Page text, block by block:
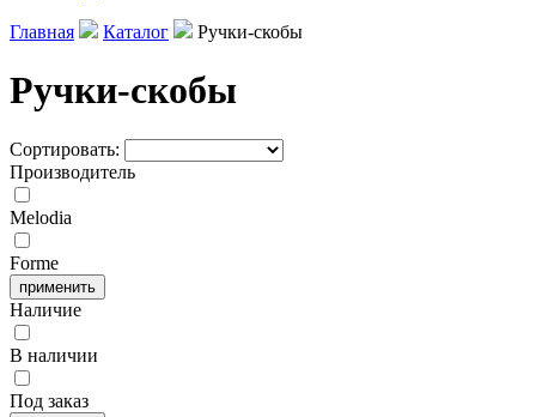
Главная Каталог Ручки-скобы
Ручки-скобы
Сортировать:
Производитель
Melodia
Forme
Наличие
В наличии
Под заказ